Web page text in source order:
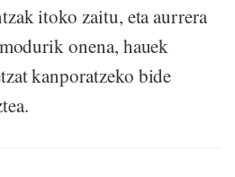
itoko zaitu, eta aurrera
onena, hauek
kanporatzeko bide